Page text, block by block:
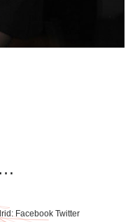
Facebook Twitter